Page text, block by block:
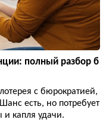
полный разбор б
с бюрократией,
есть, но потребует
и капля удачи.